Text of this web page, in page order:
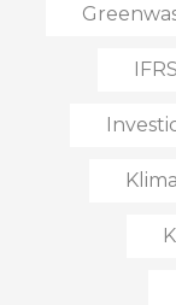
IFRS
Klima